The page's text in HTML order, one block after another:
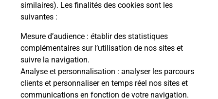
similaires). Les finalités des cookies sont les
suivantes :
Mesure d’audience : établir des statistiques
complémentaires sur l’utilisation de nos sites et
suivre la navigation.
Analyse et personnalisation : analyser les parcours
clients et personnaliser en temps réel nos sites et
communications en fonction de votre navigation.
Questions fréquemment posées